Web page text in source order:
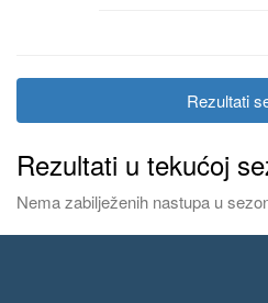
Rezultati
Rezultati u tekućoj
Nema zabilježenih nastupa u